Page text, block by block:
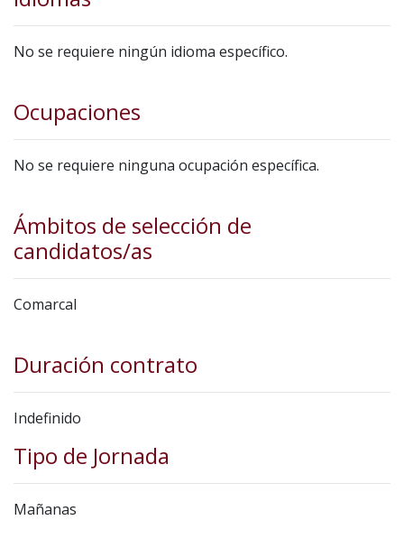
No se requiere ningún idioma específico.
Ocupaciones
No se requiere ninguna ocupación específica.
Ámbitos de selección de
candidatos/as
Comarcal
Duración contrato
Indefinido
Tipo de Jornada
Mañanas